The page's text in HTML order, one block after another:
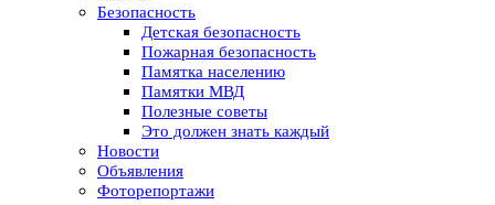
Безопасность
Детская безопасность
Пожарная безопасность
Памятка населению
Памятки МВД
Полезные советы
Это должен знать каждый
Новости
Объявления
Фоторепортажи